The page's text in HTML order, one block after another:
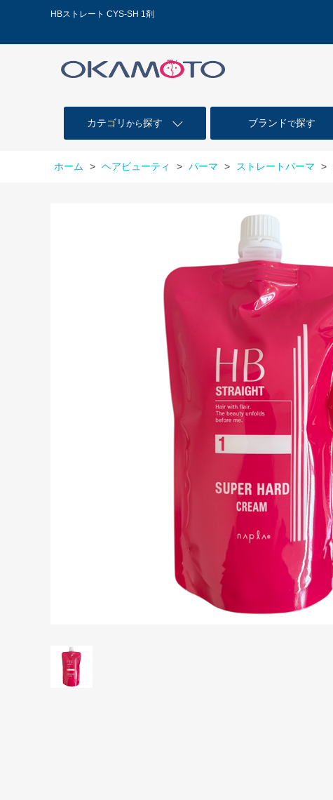
HBストレート CYS-SH 1剤
カテゴリ から探す ブランドで探す
ホーム > ヘアビューティ > パーマ > ストレートパーマ >